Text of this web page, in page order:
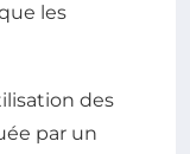
les
des
par un